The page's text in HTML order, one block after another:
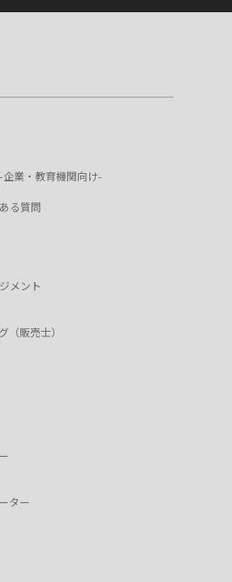
業・教育機関向け-
る質問
メント
（販売士）
ター